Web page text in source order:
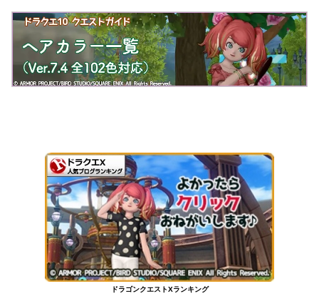
ドラゴンクエストXランキング